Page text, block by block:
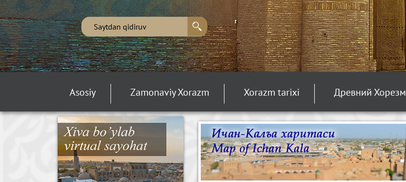
Asosiy Zamonaviy Xorazm Xorazm tarixi Древний Хорезм